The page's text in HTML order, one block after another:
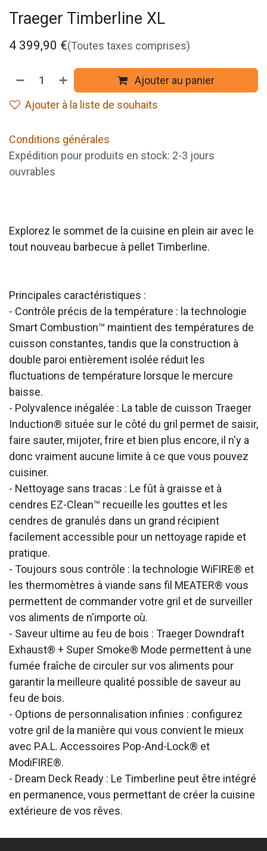
Traeger Timberline XL
4 399,90 €(Toutes taxes comprises)
Ajouter au panier
Ajouter à la liste de souhaits
Conditions générales
Expédition pour produits en stock: 2-3 jours
ouvrables
Explorez le sommet de la cuisine en plein air avec le
tout nouveau barbecue à pellet Timberline.
Principales caractéristiques :
- Contrôle précis de la température : la technologie
Smart Combustion™ maintient des températures de
cuisson constantes, tandis que la construction à
double paroi entièrement isolée réduit les
fluctuations de température lorsque le mercure
baisse.
- Polyvalence inégalée : La table de cuisson Traeger
Induction® située sur le côté du gril permet de saisir,
faire sauter, mijoter, frire et bien plus encore, il n'y a
donc vraiment aucune limite à ce que vous pouvez
cuisiner.
- Nettoyage sans tracas : Le fût à graisse et à
cendres EZ-Clean™ recueille les gouttes et les
cendres de granulés dans un grand récipient
facilement accessible pour un nettoyage rapide et
pratique.
- Toujours sous contrôle : la technologie WiFIRE® et
les thermomètres à viande sans fil MEATER® vous
permettent de commander votre gril et de surveiller
vos aliments de n'importe où.
- Saveur ultime au feu de bois : Traeger Downdraft
Exhaust® + Super Smoke® Mode permettent à une
fumée fraîche de circuler sur vos aliments pour
garantir la meilleure qualité possible de saveur au
feu de bois.
- Options de personnalisation infinies : configurez
votre gril de la manière qui vous convient le mieux
avec P.A.L. Accessoires Pop-And-Lock® et
ModiFIRE®.
- Dream Deck Ready : Le Timberline peut être intégré
en permanence, vous permettant de créer la cuisine
extérieure de vos rêves.